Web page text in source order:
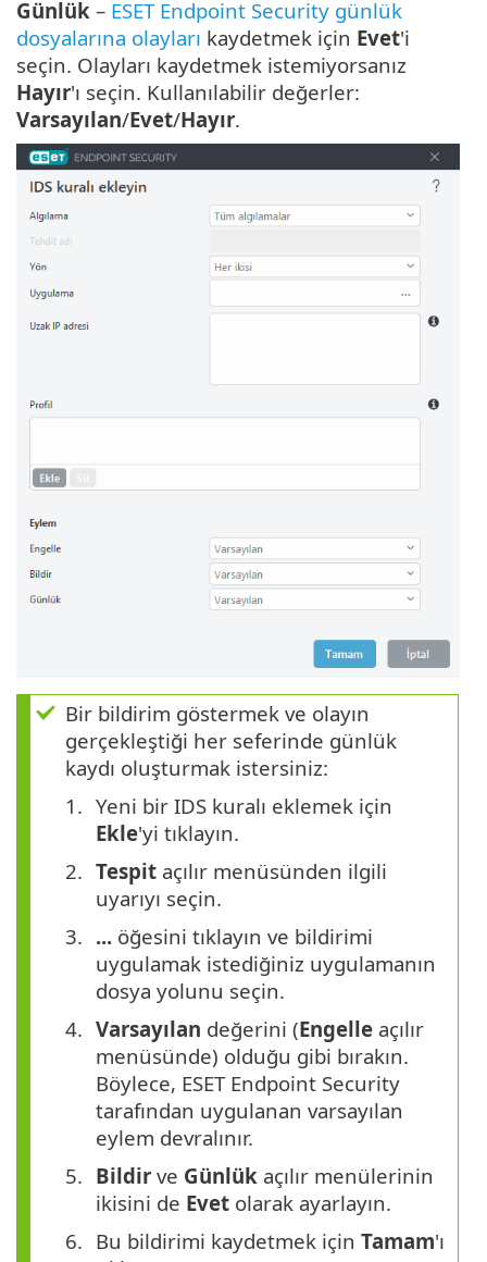
Günlük – ESET Endpoint Security günlük
dosyalarına olayları kaydetmek için Evet'i
seçin. Olayları kaydetmek istemiyorsanız
Hayır'ı seçin. Kullanılabilir değerler:
Varsayılan/Evet/Hayır.
Bir bildirim göstermek ve olayın
gerçekleştiği her seferinde günlük
kaydı oluşturmak istersiniz:
Yeni bir IDS kuralı eklemek için
Ekle'yi tıklayın.
Tespit açılır menüsünden ilgili
uyarıyı seçin.
... öğesini tıklayın ve bildirimi
uygulamak istediğiniz uygulamanın
dosya yolunu seçin.
Varsayılan değerini (Engelle açılır
menüsünde) olduğu gibi bırakın.
Böylece, ESET Endpoint Security
tarafından uygulanan varsayılan
eylem devralınır.
Bildir ve Günlük açılır menülerinin
ikisini de Evet olarak ayarlayın.
Bu bildirimi kaydetmek için Tamam'ı